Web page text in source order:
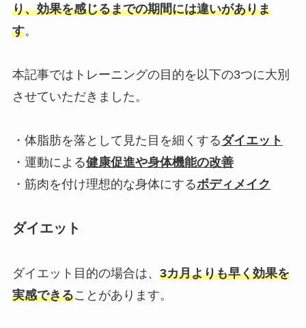
り、効果を感じるまでの期間には違いがありま
す。
本記事ではトレーニングの目的を以下の3つに大別
させていただきました。
・体脂肪を落として見た目を細くするダイエット
・運動による健康促進や身体機能の改善
・筋肉を付け理想的な身体にするボディメイク
ダイエット
ダイエット目的の場合は、 3カ月よりも早く効果を
実感できることがあります。